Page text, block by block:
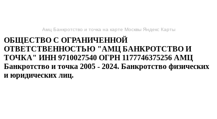
Амц Банкротство и точка на карте Москвы Яндекс Карты
ОБЩЕСТВО С ОГРАНИЧЕННОЙ
ОТВЕТСТВЕННОСТЬЮ "АМЦ БАНКРОТСТВО И
ТОЧКА" ИНН 9710027540 ОГРН 1177746375256 АМЦ
Банкротство и точка 2005 - 2024. Банкротство физических
и юридических лиц.